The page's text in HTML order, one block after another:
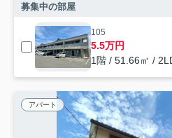
募集中の部屋
105
5.5万円
1階 / 51.66㎡ /
アパート